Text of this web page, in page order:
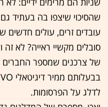
שהסיכוי שיצפו בה בעתיד
עובדים זרים, עולים חדשים
סובלים מקשיי ראייה? לא
של צרכנים שמספר החברים
לדלג על הפרסומות.